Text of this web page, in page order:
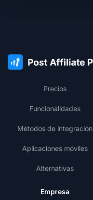
Precios
Funcionalidades
Métodos de integración
Aplicaciones móviles
Alternativas
Empresa